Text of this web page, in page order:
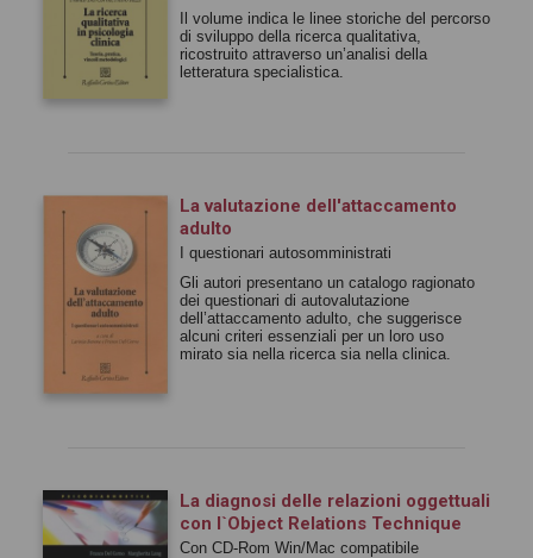
Il volume indica le linee storiche del percorso
di sviluppo della ricerca qualitativa,
ricostruito attraverso un’analisi della
letteratura specialistica.
La valutazione dell'attaccamento
adulto
I questionari autosomministrati
Gli autori presentano un catalogo ragionato
dei questionari di autovalutazione
dell’attaccamento adulto, che suggerisce
alcuni criteri essenziali per un loro uso
mirato sia nella ricerca sia nella clinica.
La diagnosi delle relazioni oggettuali
con l`Object Relations Technique
Con CD-Rom Win/Mac compatibile